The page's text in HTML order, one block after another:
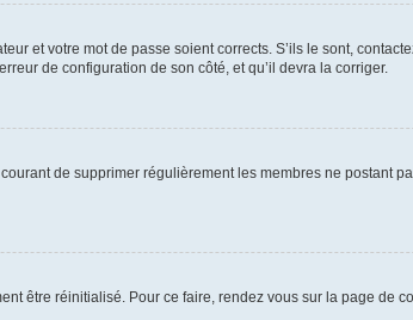
et votre mot de passe soient corrects. S’ils le sont,
de configuration de son côté, et qu’il devra la corriger.
de supprimer régulièrement les membres ne postant
être réinitialisé. Pour ce faire, rendez vous sur la page de